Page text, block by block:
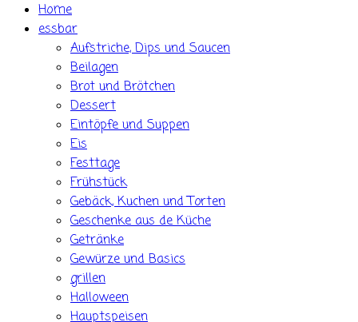
Home
essbar
Aufstriche, Dips und Saucen
Beilagen
Brot und Brötchen
Dessert
Eintöpfe und Suppen
Eis
Festtage
Frühstück
Gebäck, Kuchen und Torten
Geschenke aus de Küche
Getränke
Gewürze und Basics
grillen
Halloween
Hauptspeisen